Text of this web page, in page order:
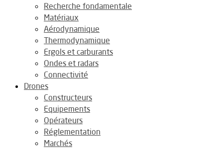
Recherche fondamentale
Matériaux
Aérodynamique
Thermodynamique
Ergols et carburants
Ondes et radars
Connectivité
Drones
Constructeurs
Equipements
Opérateurs
Réglementation
Marchés